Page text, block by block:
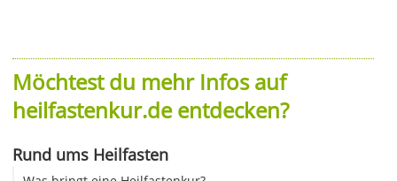
Möchtest du mehr Infos auf
heilfastenkur.de entdecken?
Rund ums Heilfasten